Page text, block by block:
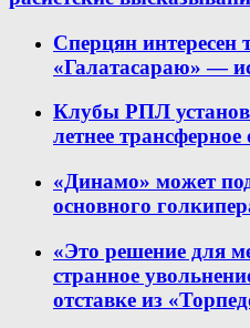
Сперцян интересен
«Галатасараю» —
Клубы РПЛ
летнее
«Динамо» может
основного
«Это решение для
странное
отставке из